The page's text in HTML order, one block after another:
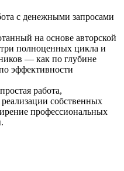
с денежными запросами
на основе авторской
полноценных цикла и
— как по глубине
эффективности
работа,
собственных
профессиональных